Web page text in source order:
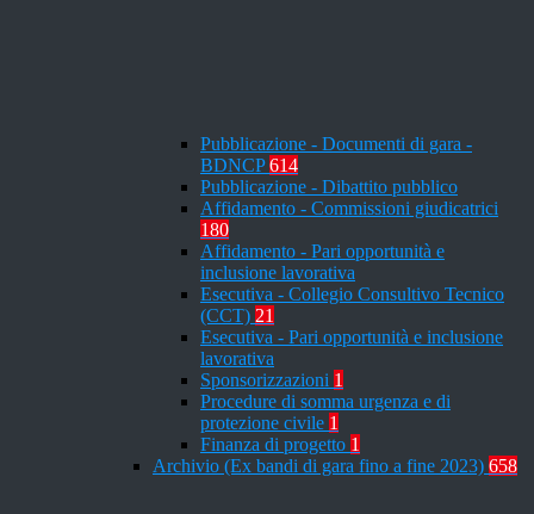
Pubblicazione - Documenti di gara -
BDNCP614
Pubblicazione - Dibattito pubblico
Affidamento - Commissioni giudicatrici
180
Affidamento - Pari opportunità e
inclusione lavorativa
Esecutiva - Collegio Consultivo Tecnico
(CCT) 21
Esecutiva - Pari opportunità e inclusione
lavorativa
Sponsorizzazioni 1
Procedure di somma urgenza e di
protezione civile 1
Finanza di progetto 1
Archivio (Ex bandi di gara fino a fine 2023) 658